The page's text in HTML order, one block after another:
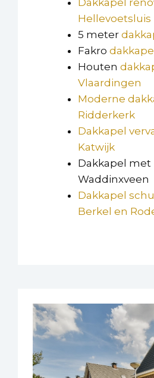
Dakkapel
Hellevoetsluis
5 meter
Fakro
Houten
Vlaardingen
Moderne
Ridderkerk
Dakkapel
Katwijk
Dakkapel met
Waddinxveen
Dakkapel
Berkel en